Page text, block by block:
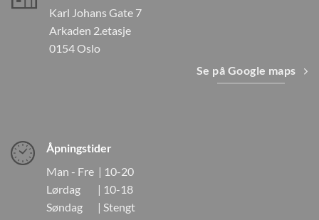
Karl Johans Gate 7
Arkaden 2.etasje
0154 Oslo
Se på Google maps
Åpningstider
Man - Fre | 10-20
Lørdag | 10-18
Søndag | Stengt